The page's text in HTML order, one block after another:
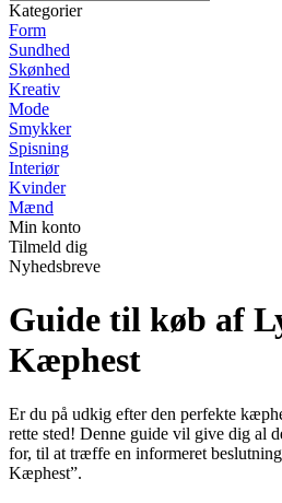
Kategorier
Form
Sundhed
Skønhed
Kreativ
Mode
Smykker
Spisning
Interiør
Kvinder
Mænd
Min konto
Tilmeld dig
Nyhedsbreve
Guide til køb af
Kæphest
Er du på udkig efter den perfekte
rette sted! Denne guide vil give dig al
for, til at træffe en informeret
Kæphest”.